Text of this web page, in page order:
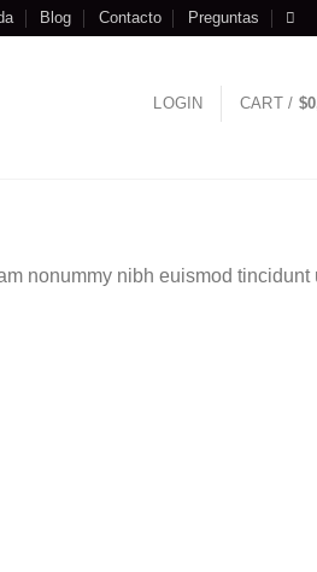
Blog Contacto Preguntas
LOGIN CART / $
nonummy nibh euismod tincidunt